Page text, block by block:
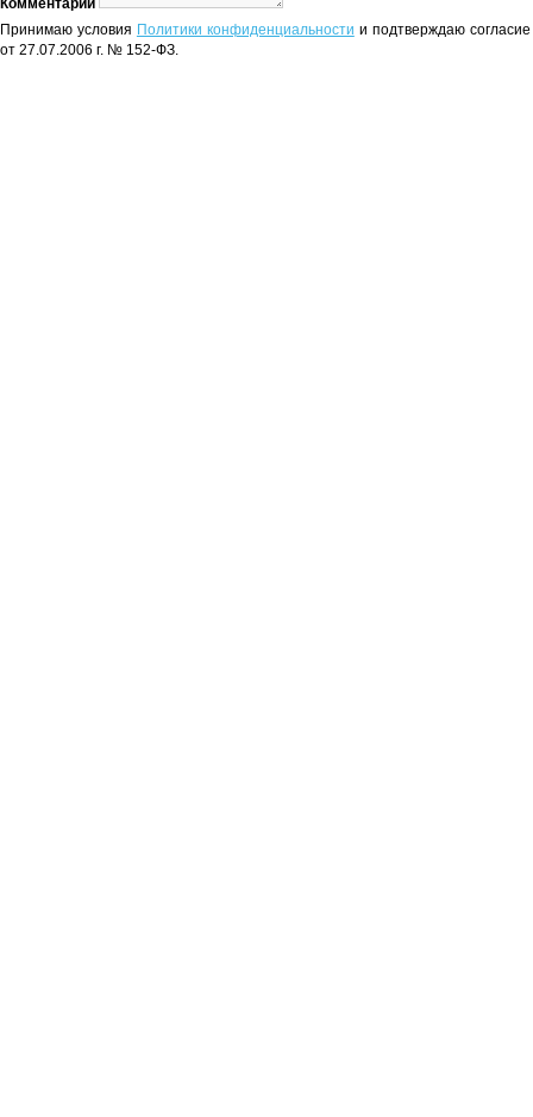
Комментарий
Принимаю условия Политики конфиденциальности и подтверждаю
от 27.07.2006 г. № 152-ФЗ.